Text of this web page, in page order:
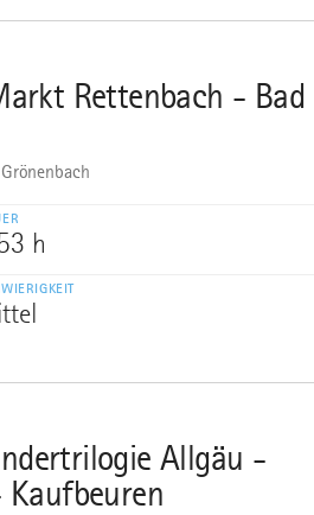
Rettenbach - Bad
h
Allgäu -